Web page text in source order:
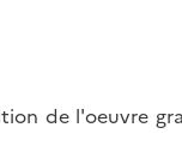
de l'oeuvre